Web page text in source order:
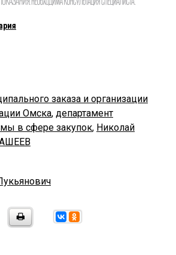
заказа и организации
Омска, департамент
в сфере закупок, Николай